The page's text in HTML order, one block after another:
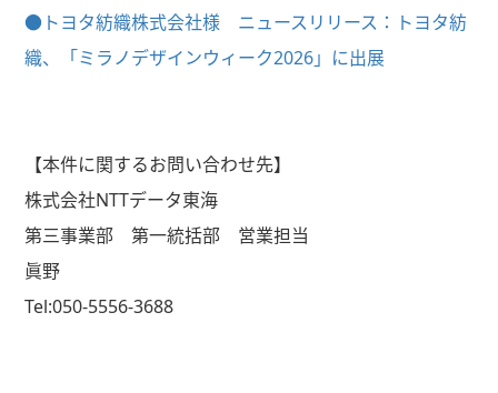
●トヨタ紡織株式会社様 ニュースリリース：トヨタ紡
織、「ミラノデザインウィーク2026」に出展
【本件に関するお問い合わせ先】
株式会社NTTデータ東海
第三事業部 第一統括部 営業担当
眞野
Tel:050-5556-3688